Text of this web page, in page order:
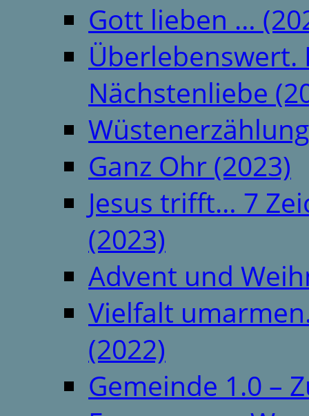
Gott lieben …
Überlebenswert.
Nächstenliebe
Ganz Ohr (2023)
Jesus trifft… 7
(2023)
Advent und
Vielfalt
(2022)
Gemeinde 1.0 –